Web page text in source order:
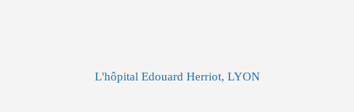
L'hôpital Edouard Herriot, LYON